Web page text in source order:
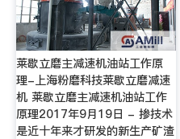
莱歇立磨主减速机油站工作原
理-上海粉磨科技莱歇立磨减速
机 莱歇立磨主减速机油站工作
原理2017年9月19日 - 掺技术
是近十年来才研发的新生产矿渣